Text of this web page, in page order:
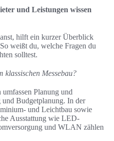
und Leistungen wissen
hilft ein kurzer Überblick
weißt du, welche Fragen du
solltest.
klassischen Messebau?
Planung und
Budgetplanung. In der
und Leichtbau sowie
Ausstattung wie LED-
und WLAN zählen